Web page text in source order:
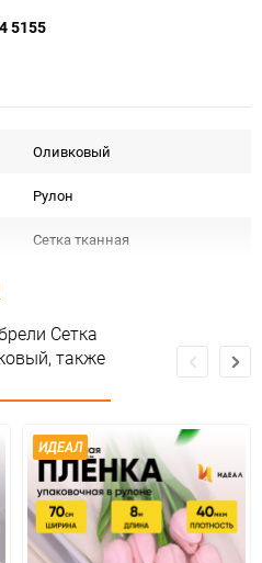
5155
Оливковый
Рулон
Сетка тканная
Для декора
Не подлежит сертификации
1
20
шт
Сетка
также
ИДЕАЛ